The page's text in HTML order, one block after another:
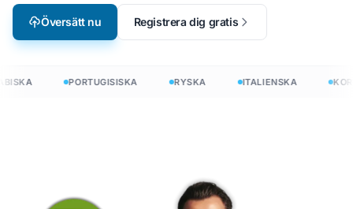
Översätt nu Registrera dig gratis
PORTUGISISKA RYSKA ITALIENSKA